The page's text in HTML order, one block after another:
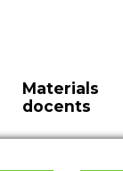
Materials
docents